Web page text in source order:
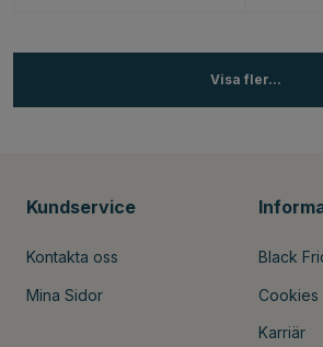
Visa fler...
Kundservice
Kontakta oss
Mina Sidor
Black
Cookies
Karriär